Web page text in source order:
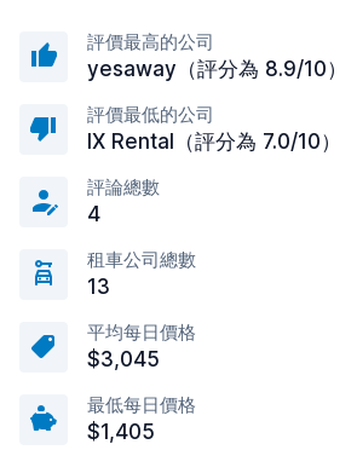
評價最高的公司
yesaway（評分為 8.9/10）
評價最低的公司
IX Rental（評分為 7.0/10）
評論總數
4
租車公司總數
13
平均每日價格
$3,045
最低每日價格
$1,405